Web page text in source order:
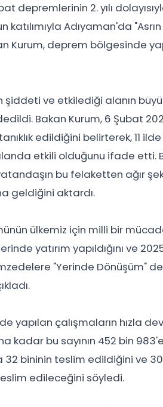
depremlerinin 2. yılı
Adıyaman'da "Asrın
Kurum, deprem bölgesinde
ve etkilediği alanın
Bakan Kurum, 6 Şubat
edildiğini belirterek, 11
etkili olduğunu ifade etti.
bu felaketten ağır
geldiğini aktardı.
ülkemiz için milli bir
yatırım yapıldığını ve
"Yerinde Dönüşüm"
yapılan çalışmaların hızla
kadar bu sayının 452 bin
bininin teslim edildiğini ve 30
edileceğini söyledi.